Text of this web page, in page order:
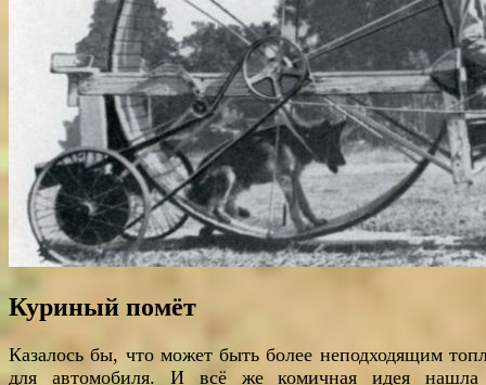
Куриный помёт
Казалось бы, что может быть более неподходящим
для автомобиля. И всё же комичная идея нашла